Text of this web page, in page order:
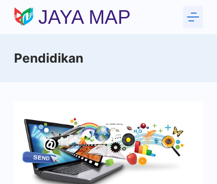
Skip
JAYA MAP
Pendidikan